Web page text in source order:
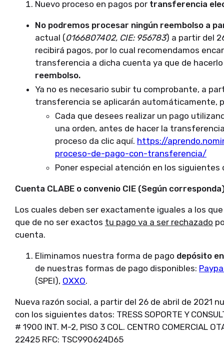
Nuevo proceso en pagos por transferencia
No podremos procesar ningún reembolso a
actual (0166807402, CIE: 956783) a partir del
recibirá pagos, por lo cual recomendamos
transferencia a dicha cuenta ya que de
reembolso.
Ya no es necesario subir tu comprobante, a
transferencia se aplicarán automáticamente,
Cada que desees realizar un pago
una orden, antes de hacer la
proceso da clic aquí. https://
proceso-de-pago-con-transferencia/
Poner especial atención en los
Cuenta CLABE o convenio CIE (Según
Los cuales deben ser exactamente iguales a los
que de no ser exactos tu pago va a ser rechazado
cuenta.
Eliminamos nuestra forma de pago depósito
de nuestras formas de pago disponibles:
(SPEI), OXXO.
Nueva razón social, a partir del 26 de abril de 2021
con los siguientes datos: TRESS SOPORTE Y
# 1900 INT. M-2, PISO 3 COL. CENTRO COMERCIAL
22425 RFC: TSC990624D65